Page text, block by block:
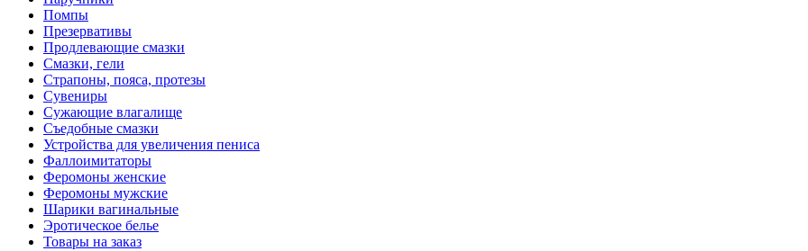
Помпы
Презервативы
Продлевающие смазки
Смазки, гели
Страпоны, пояса, протезы
Сувениры
Сужающие влагалище
Съедобные смазки
Устройства для увеличения пениса
Фаллоимитаторы
Феромоны женские
Феромоны мужские
Шарики вагинальные
Эротическое белье
Товары на заказ